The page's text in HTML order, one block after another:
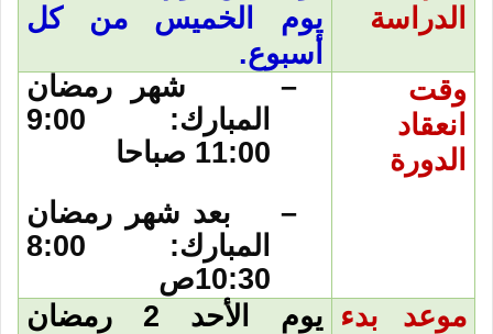
الدراسة
يوم الخميس من كل
أسبوع.
وقت
انعقاد
الدورة
–
شهر رمضان
المبارك: 9:00
11:00 صباحا
–
بعد شهر رمضان
المبارك: 8:00
10:30ص
موعد بدء
يوم الأحد 2 رمضان